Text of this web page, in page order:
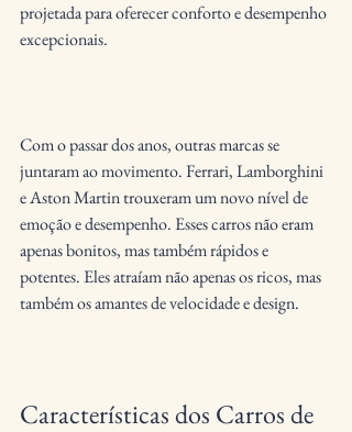
projetada para oferecer conforto e desempenho
excepcionais.
Com o passar dos anos, outras marcas se
juntaram ao movimento. Ferrari, Lamborghini
e Aston Martin trouxeram um novo nível de
emoção e desempenho. Esses carros não eram
apenas bonitos, mas também rápidos e
potentes. Eles atraíam não apenas os ricos, mas
também os amantes de velocidade e design.
Características dos Carros de